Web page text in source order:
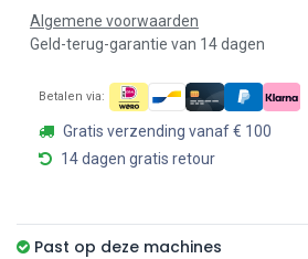
Algemene voorwaarden
Geld-terug-garantie van 14 dagen
Betalen via:
Gratis verzending vanaf € 100
14 dagen gratis retour
Past op deze machines